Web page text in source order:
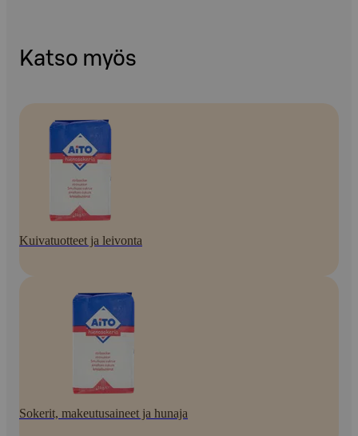
Katso myös
Kuivatuotteet ja leivonta
Sokerit, makeutusaineet ja hunaja